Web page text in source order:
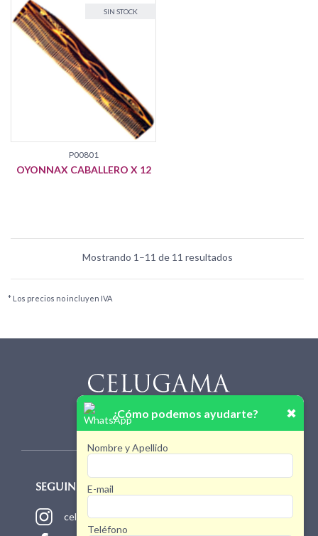
NOVEDAD
SIN STOCK
P00801
OYONNAX CABALLERO X 12
Mostrando 1–11 de 11 resultados
* Los precios no incluyen IVA
SEGUINOS!
celugamaoficial
¿Cómo podemos ayudarte? ✖
Nombre y Apellido
E-mail
Teléfono